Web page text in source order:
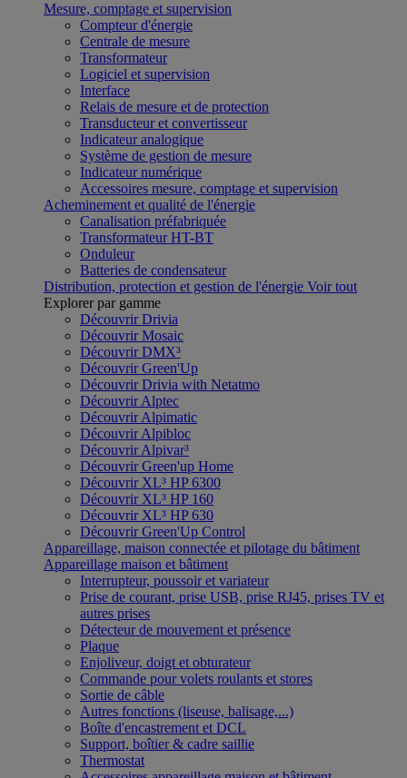
Mesure, comptage et supervision
Compteur d'énergie
Centrale de mesure
Transformateur
Logiciel et supervision
Interface
Relais de mesure et de protection
Transducteur et convertisseur
Indicateur analogique
Système de gestion de mesure
Indicateur numérique
Accessoires mesure, comptage et supervision
Acheminement et qualité de l'énergie
Canalisation préfabriquée
Transformateur HT-BT
Onduleur
Batteries de condensateur
Distribution, protection et gestion de l'énergie Voir tout
Explorer par gamme
Découvrir Drivia
Découvrir Mosaic
Découvrir DMX³
Découvrir Green'Up
Découvrir Drivia with Netatmo
Découvrir Alptec
Découvrir Alpimatic
Découvrir Alpibloc
Découvrir Alpivar³
Découvrir Green'up Home
Découvrir XL³ HP 6300
Découvrir XL³ HP 160
Découvrir XL³ HP 630
Découvrir Green'Up Control
Appareillage, maison connectée et pilotage du bâtiment
Appareillage maison et bâtiment
Interrupteur, poussoir et variateur
Prise de courant, prise USB, prise RJ45, prises TV et
autres prises
Détecteur de mouvement et présence
Plaque
Enjoliveur, doigt et obturateur
Commande pour volets roulants et stores
Sortie de câble
Autres fonctions (liseuse, balisage,...)
Boîte d'encastrement et DCL
Support, boîtier & cadre saillie
Thermostat